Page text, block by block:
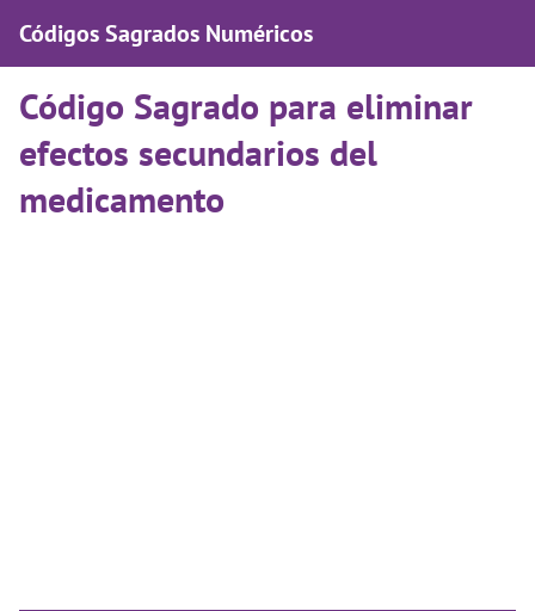
Códigos Sagrados Numéricos
Código Sagrado para eliminar
efectos secundarios del
medicamento